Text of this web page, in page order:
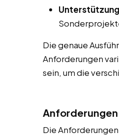
Die genaue
Anforderungen
sein, um die
Anforderungen
Die